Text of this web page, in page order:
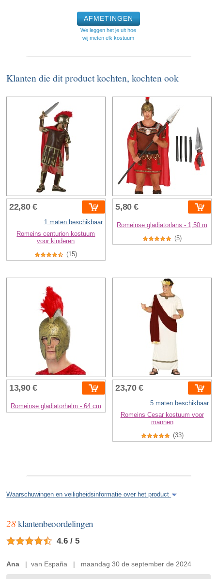
AFMETINGEN
We leggen het je uit hoe
wij meten elk kostuum
Klanten die dit product kochten, kochten ook
22,80 €
1 maten beschikbaar
Romeins centurion kostuum
voor kinderen
(15)
5,80 €
Romeinse gladiatorlans - 1,50 m
(5)
13,90 €
Romeinse gladiatorhelm - 64 cm
23,70 €
5 maten beschikbaar
Romeins Cesar kostuum voor
mannen
(33)
Waarschuwingen en veiligheidsinformatie over het product
28klantenbeoordelingen
4.6 / 5
Ana | van España | maandag 30 de september de 2024